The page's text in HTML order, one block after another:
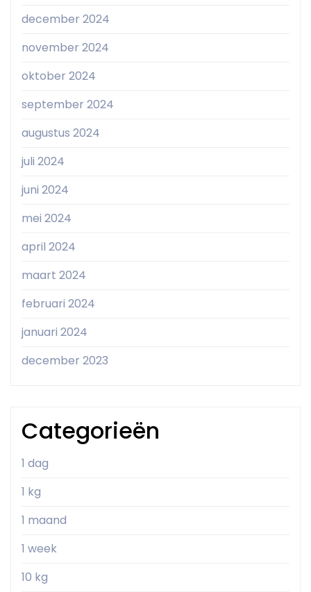
december 2024
november 2024
oktober 2024
september 2024
augustus 2024
juli 2024
juni 2024
mei 2024
april 2024
maart 2024
februari 2024
januari 2024
december 2023
Categorieën
1 dag
1 kg
1 maand
1 week
10 kg